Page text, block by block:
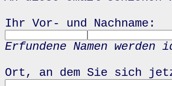
Ihr Vor- und Nachname:
Erfundene Namen
Ort, an dem Sie sich